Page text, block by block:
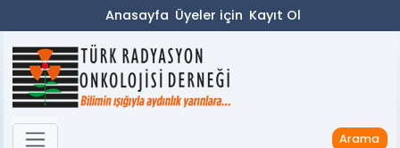
Anasayfa Üyeler için Kayıt Ol
Arama